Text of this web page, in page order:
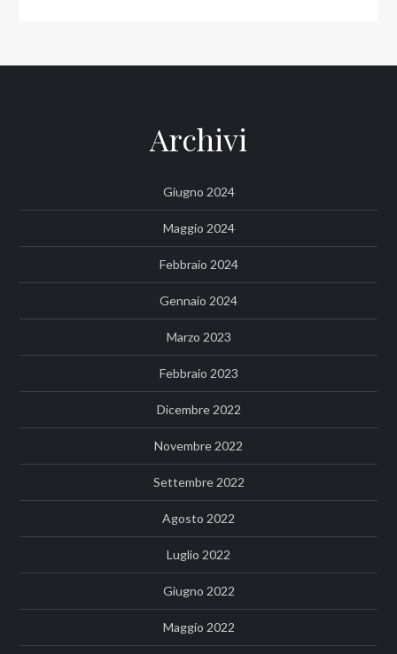
Archivi
Giugno 2024
Maggio 2024
Febbraio 2024
Gennaio 2024
Marzo 2023
Febbraio 2023
Dicembre 2022
Novembre 2022
Settembre 2022
Agosto 2022
Luglio 2022
Giugno 2022
Maggio 2022